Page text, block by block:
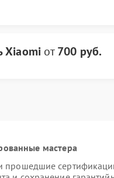
Xiaomiот700 руб.
мастера
прошедшие